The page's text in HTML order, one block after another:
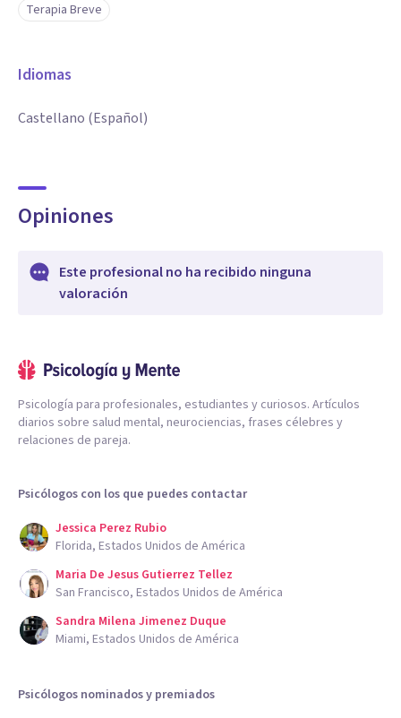
Terapia Breve
Idiomas
Castellano (Español)
Opiniones
Este profesional no ha recibido ninguna
valoración
Psicología para profesionales, estudiantes y curiosos. Artículos
diarios sobre salud mental, neurociencias, frases célebres y
relaciones de pareja.
Psicólogos con los que puedes contactar
Jessica Perez Rubio
Florida, Estados Unidos de América
Maria De Jesus Gutierrez Tellez
San Francisco, Estados Unidos de América
Sandra Milena Jimenez Duque
Miami, Estados Unidos de América
Psicólogos nominados y premiados